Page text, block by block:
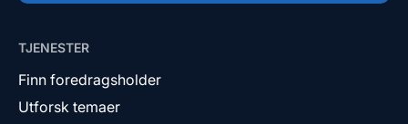
TJENESTER
Finn foredragsholder
Utforsk temaer